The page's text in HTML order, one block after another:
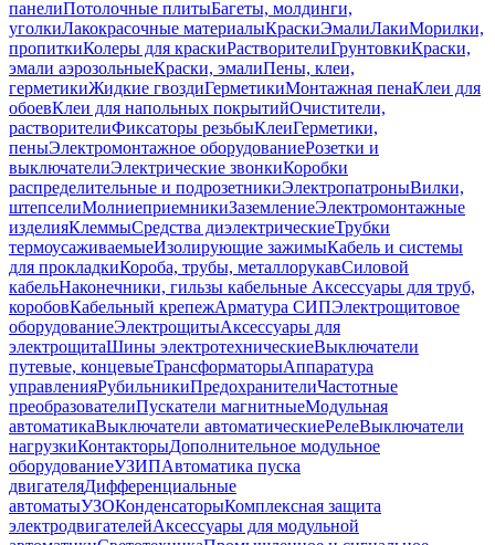
панелиПотолочные плитыБагеты, молдинги,
уголкиЛакокрасочные материалыКраскиЭмалиЛакиМорилки,
пропиткиКолеры для краскиРастворителиГрунтовкиКраски,
эмали аэрозольныеКраски, эмалиПены, клеи,
герметикиЖидкие гвоздиГерметикиМонтажная пенаКлеи для
обоевКлеи для напольных покрытийОчистители,
растворителиФиксаторы резьбыКлеиГерметики,
пеныЭлектромонтажное оборудованиеРозетки и
выключателиЭлектрические звонкиКоробки
распределительные и подрозетникиЭлектропатроныВилки,
штепселиМолниеприемникиЗаземлениеЭлектромонтажные
изделияКлеммыСредства диэлектрическиеТрубки
термоусаживаемыеИзолирующие зажимыКабель и системы
для прокладкиКороба, трубы, металлорукавСиловой
кабельНаконечники, гильзы кабельные Аксессуары для труб,
коробовКабельный крепежАрматура СИПЭлектрощитовое
оборудованиеЭлектрощитыАксессуары для
электрощитаШины электротехническиеВыключатели
путевые, концевыеТрансформаторыАппаратура
управленияРубильникиПредохранителиЧастотные
преобразователиПускатели магнитныеМодульная
автоматикаВыключатели автоматическиеРелеВыключатели
нагрузкиКонтакторыДополнительное модульное
оборудованиеУЗИПАвтоматика пуска
двигателяДифференциальные
автоматыУЗОКонденсаторыКомплексная защита
электродвигателейАксессуары для модульной